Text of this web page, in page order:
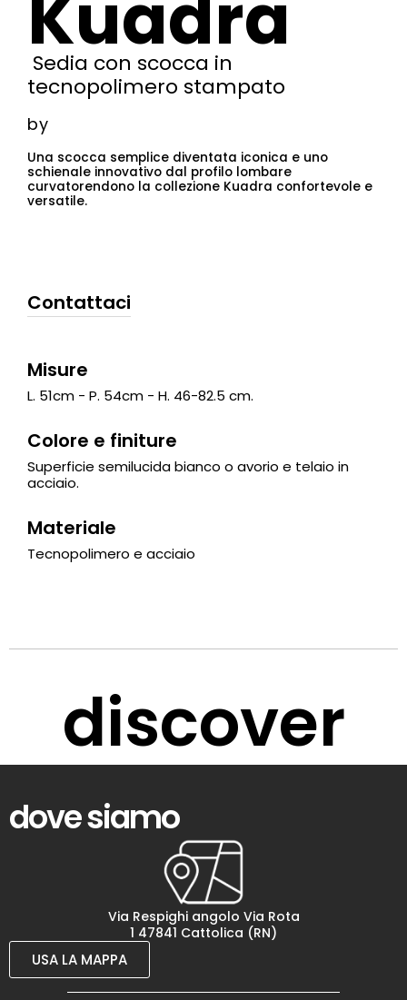
Kuadra
Sedia con scocca in
tecnopolimero stampato
by
Una scocca semplice diventata iconica e uno
schienale innovativo dal profilo lombare
curvatorendono la collezione Kuadra confortevole e
versatile.
Contattaci
Misure
L. 51cm - P. 54cm - H. 46-82.5 cm.
Colore e finiture
Superficie semilucida bianco o avorio e telaio in
acciaio.
Materiale
Tecnopolimero e acciaio
discover
dove siamo
Via Respighi angolo Via Rota
1 47841 Cattolica (RN)
USA LA MAPPA